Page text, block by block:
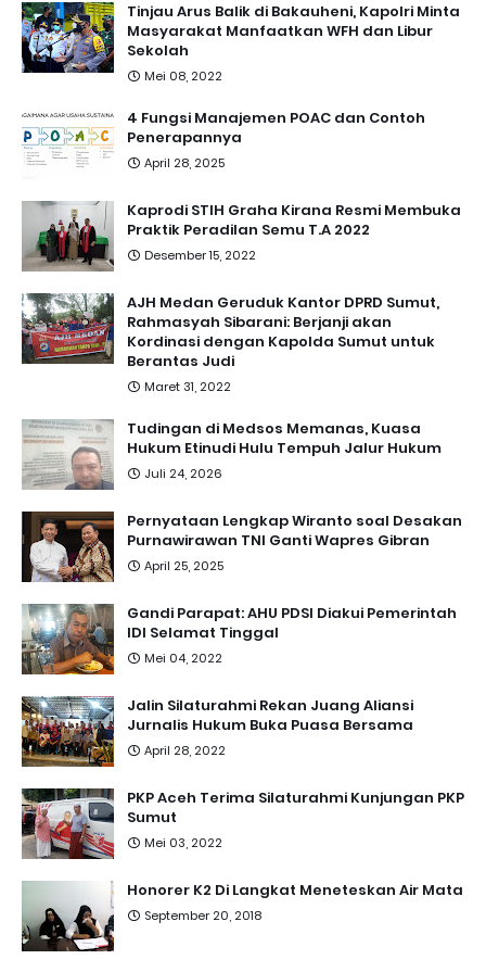
Tinjau Arus Balik di Bakauheni, Kapolri Minta
Masyarakat Manfaatkan WFH dan Libur
Sekolah
Mei 08, 2022
4 Fungsi Manajemen POAC dan Contoh
Penerapannya
April 28, 2025
Kaprodi STIH Graha Kirana Resmi Membuka
Praktik Peradilan Semu T.A 2022
Desember 15, 2022
AJH Medan Geruduk Kantor DPRD Sumut,
Rahmasyah Sibarani: Berjanji akan
Kordinasi dengan Kapolda Sumut untuk
Berantas Judi
Maret 31, 2022
Tudingan di Medsos Memanas, Kuasa
Hukum Etinudi Hulu Tempuh Jalur Hukum
Juli 24, 2026
Pernyataan Lengkap Wiranto soal Desakan
Purnawirawan TNI Ganti Wapres Gibran
April 25, 2025
Gandi Parapat: AHU PDSI Diakui Pemerintah
IDI Selamat Tinggal
Mei 04, 2022
Jalin Silaturahmi Rekan Juang Aliansi
Jurnalis Hukum Buka Puasa Bersama
April 28, 2022
PKP Aceh Terima Silaturahmi Kunjungan PKP
Sumut
Mei 03, 2022
Honorer K2 Di Langkat Meneteskan Air Mata
September 20, 2018